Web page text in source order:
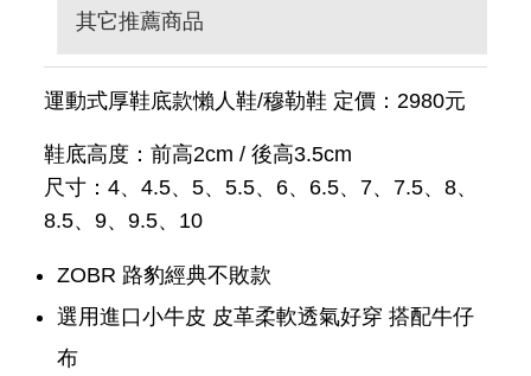
其它推薦商品
運動式厚鞋底款懶人鞋/穆勒鞋 定價：2980元
鞋底高度：前高2cm / 後高3.5cm
尺寸：4、4.5、5、5.5、6、6.5、7、7.5、8、
8.5、9、9.5、10
ZOBR 路豹經典不敗款
選用進口小牛皮 皮革柔軟透氣好穿 搭配牛仔
布